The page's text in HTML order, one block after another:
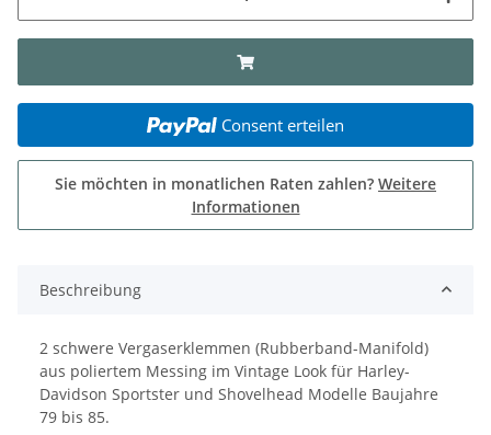
Consent erteilen
Sie möchten in monatlichen Raten zahlen? Weitere
Informationen
Beschreibung
2 schwere Vergaserklemmen (Rubberband-Manifold)
aus poliertem Messing im Vintage Look für Harley-
Davidson Sportster und Shovelhead Modelle Baujahre
79 bis 85.